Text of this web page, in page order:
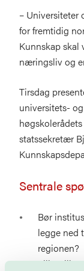
– Universiteter
for fremtidig
Kunnskap skal
næringsliv og
Tirsdag
universitets-
statssekretær
Sentrale
Bør
legge ned
regionen?
Tilbys like